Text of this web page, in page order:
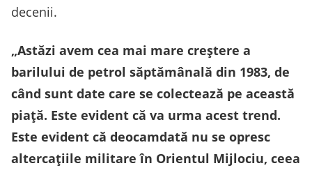
decenii.
„Astăzi avem cea mai mare creştere a
barilului de petrol săptămânală din 1983, de
când sunt date care se colectează pe această
piaţă. Este evident că va urma acest trend.
Este evident că deocamdată nu se opresc
altercaţiile militare în Orientul Mijlociu, ceea